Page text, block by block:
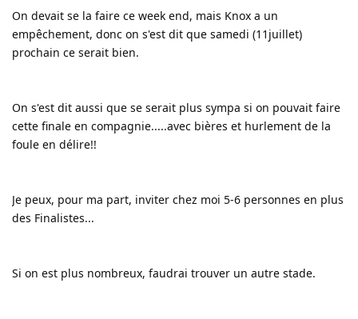
On devait se la faire ce week end, mais Knox a un
empêchement, donc on s'est dit que samedi (11juillet)
prochain ce serait bien.
On s'est dit aussi que se serait plus sympa si on pouvait faire
cette finale en compagnie.....avec bières et hurlement de la
foule en délire!!
Je peux, pour ma part, inviter chez moi 5-6 personnes en plus
des Finalistes...
Si on est plus nombreux, faudrai trouver un autre stade.